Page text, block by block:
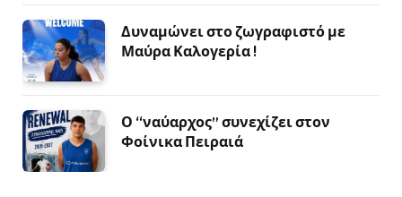
Δυναμώνει στο ζωγραφιστό με
Μαύρα Καλογερία !
Ο “ναύαρχος” συνεχίζει στον
Φοίνικα Πειραιά